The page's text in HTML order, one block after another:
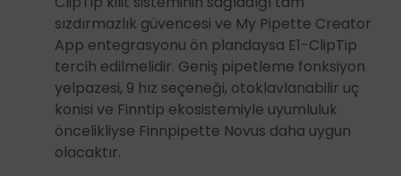
sızdırmazlık güvencesi ve My Pipette Creator
App entegrasyonu ön plandaysa E1-ClipTip
tercih edilmelidir. Geniş pipetleme fonksiyon
yelpazesi, 9 hız seçeneği, otoklavlanabilir uç
konisi ve Finntip ekosistemiyle uyumluluk
öncelikliyse Finnpipette Novus daha uygun
olacaktır.